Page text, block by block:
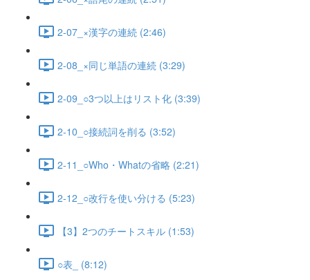
2-07_×漢字の連続 (2:46)
2-08_×同じ単語の連続 (3:29)
2-09_○3つ以上はリスト化 (3:39)
2-10_○接続詞を削る (3:52)
2-11_○Who・Whatの省略 (2:21)
2-12_○改行を使い分ける (5:23)
【3】2つのチートスキル (1:53)
○表_ (8:12)